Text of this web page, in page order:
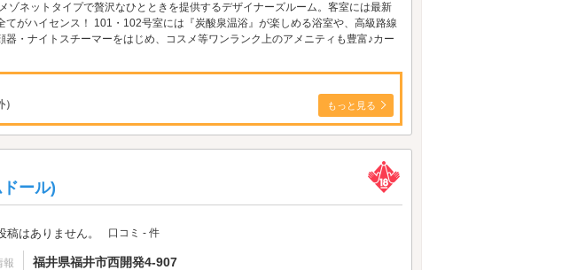
ゾネットタイプで贅沢なひとときを提供するデザイナーズルーム。客室には最新
がハイセンス！ 101・102号室には『炭酸泉温浴』が楽しめる浴室や、高級路線
・ナイトスチーマーをはじめ、コスメ等ワンランク上のアメニティも豊富♪カー
もっと見る
ール)
稿はありません。 口コミ - 件
報
福井県福井市西開発4-907